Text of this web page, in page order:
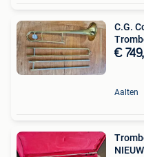
C.G.
€
Aalten